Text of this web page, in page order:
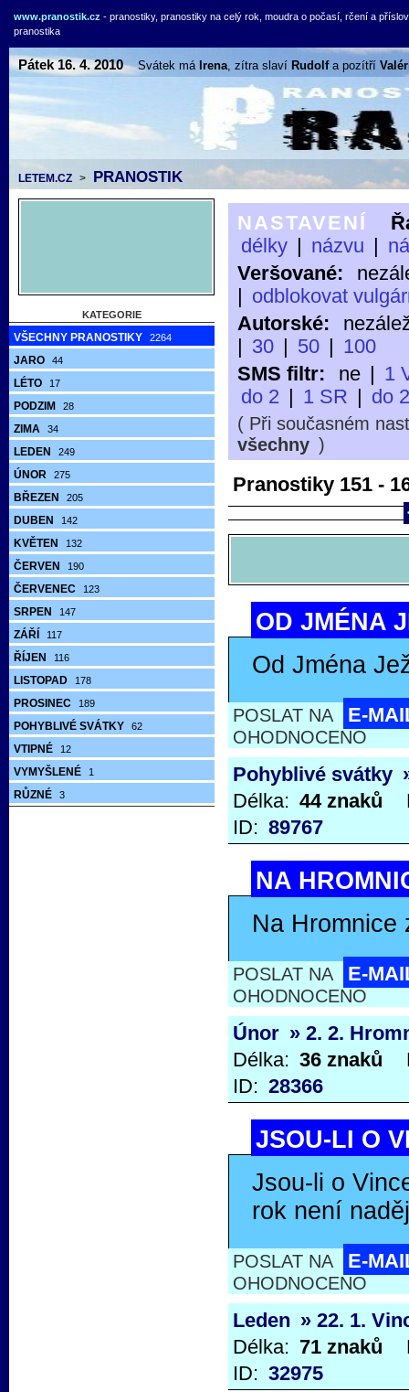
www.pranostik.cz - pranostiky, pranostiky na celý rok, moudra o počasí, rčení a
pranostika
Pátek 16. 4. 2010 Svátek má Irena, zítra slaví Rudolfa pozítří
LETEM.CZ > PRANOSTIK
KATEGORIE
VŠECHNY PRANOSTIKY 2264
JARO 44
LÉTO 17
PODZIM 28
ZIMA 34
LEDEN 249
ÚNOR 275
BŘEZEN 205
DUBEN 142
KVĚTEN 132
ČERVEN 190
ČERVENEC 123
SRPEN 147
ZÁŘÍ 117
ŘÍJEN 116
LISTOPAD 178
PROSINEC 189
POHYBLIVÉ SVÁTKY 62
VTIPNÉ 12
VYMYŠLENÉ 1
RŮZNÉ 3
NASTAVENÍ
délky
názvu
Veršované:
odblokovat
Autorské:
30 50
100
SMS filtr:
ne
1
do 2
1 SR do 2
( Při současném
všechny )
Pranostiky 151 -
OD JMÉNA
Od Jména
POSLAT NA E-
OHODNOCENO
Pohyblivé svátky
Délka: 44 znaků
ID: 89767
NA
Na Hromnice
POSLAT NA E-
OHODNOCENO
Únor » 2. 2.
Délka: 36 znaků
ID: 28366
JSOU-LI O
Jsou-li o
rok není
POSLAT NA E-
OHODNOCENO
Leden » 22. 1.
Délka: 71 znaků
ID: 32975